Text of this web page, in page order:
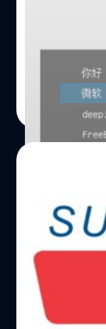
หรือ OS อื่น ๆ
WinPE ต่าง ๆ
ทำได้แค่ 1
Flashdrive ที่
ทำให้เราใส่ไฟ
บูตตรงจากไฟล์
"Ventoy" ผมไ
จำกัดน้อยกว่า
Ventoy…
ณัชธนัท จุโฬทก|
USB3 และ
ความเร็วแ
การใช้ชื่อ
กำลังจะหมดไป
IF) ตั้งใจที่จะส
ที่เข้าใจง่ายขึ้นมา
ภควัต ขจิตวิชยานุกูล